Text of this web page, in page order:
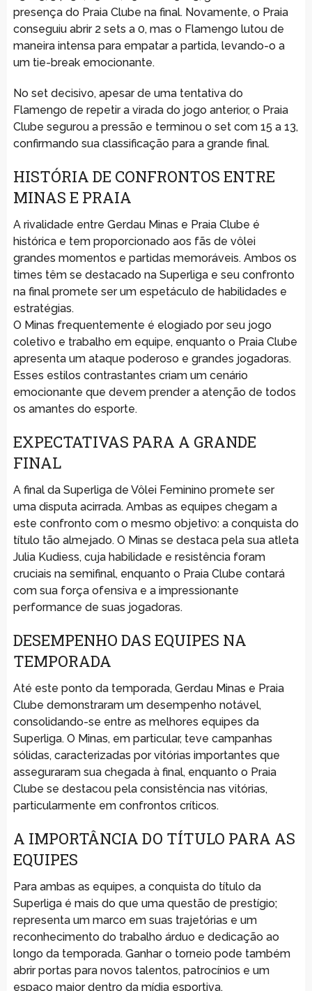
presença do Praia Clube na final. Novamente, o Praia
conseguiu abrir 2 sets a 0, mas o Flamengo lutou de
maneira intensa para empatar a partida, levando-o a
um tie-break emocionante.
No set decisivo, apesar de uma tentativa do
Flamengo de repetir a virada do jogo anterior, o Praia
Clube segurou a pressão e terminou o set com 15 a 13,
confirmando sua classificação para a grande final.
HISTÓRIA DE CONFRONTOS ENTRE
MINAS E PRAIA
A rivalidade entre Gerdau Minas e Praia Clube é
histórica e tem proporcionado aos fãs de vôlei
grandes momentos e partidas memoráveis. Ambos os
times têm se destacado na Superliga e seu confronto
na final promete ser um espetáculo de habilidades e
estratégias.
O Minas frequentemente é elogiado por seu jogo
coletivo e trabalho em equipe, enquanto o Praia Clube
apresenta um ataque poderoso e grandes jogadoras.
Esses estilos contrastantes criam um cenário
emocionante que devem prender a atenção de todos
os amantes do esporte.
EXPECTATIVAS PARA A GRANDE
FINAL
A final da Superliga de Vôlei Feminino promete ser
uma disputa acirrada. Ambas as equipes chegam a
este confronto com o mesmo objetivo: a conquista do
título tão almejado. O Minas se destaca pela sua atleta
Julia Kudiess, cuja habilidade e resistência foram
cruciais na semifinal, enquanto o Praia Clube contará
com sua força ofensiva e a impressionante
performance de suas jogadoras.
DESEMPENHO DAS EQUIPES NA
TEMPORADA
Até este ponto da temporada, Gerdau Minas e Praia
Clube demonstraram um desempenho notável,
consolidando-se entre as melhores equipes da
Superliga. O Minas, em particular, teve campanhas
sólidas, caracterizadas por vitórias importantes que
asseguraram sua chegada à final, enquanto o Praia
Clube se destacou pela consistência nas vitórias,
particularmente em confrontos críticos.
A IMPORTÂNCIA DO TÍTULO PARA AS
EQUIPES
Para ambas as equipes, a conquista do título da
Superliga é mais do que uma questão de prestígio;
representa um marco em suas trajetórias e um
reconhecimento do trabalho árduo e dedicação ao
longo da temporada. Ganhar o torneio pode também
abrir portas para novos talentos, patrocínios e um
espaço maior dentro da mídia esportiva.